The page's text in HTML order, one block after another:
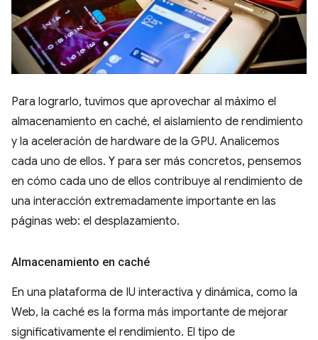
Para lograrlo, tuvimos que aprovechar al máximo el
almacenamiento en caché, el aislamiento de rendimiento
y la aceleración de hardware de la GPU. Analicemos
cada uno de ellos. Y para ser más concretos, pensemos
en cómo cada uno de ellos contribuye al rendimiento de
una interacción extremadamente importante en las
páginas web: el desplazamiento.
Almacenamiento en caché
En una plataforma de IU interactiva y dinámica, como la
Web, la caché es la forma más importante de mejorar
significativamente el rendimiento. El tipo de